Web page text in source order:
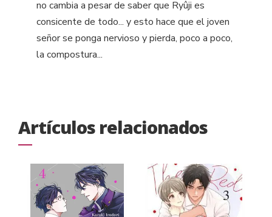
no cambia a pesar de saber que Ryûji es
consicente de todo... y esto hace que el joven
señor se ponga nervioso y pierda, poco a poco,
la compostura...
Artículos relacionados